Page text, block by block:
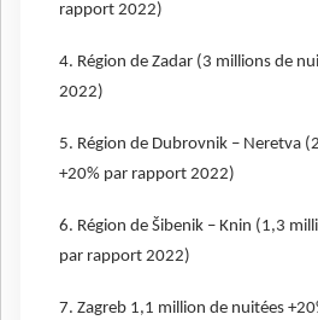
rapport 2022)
4. Région de Zadar (3 millions de
2022)
5. Région de Dubrovnik – Neretva
+20% par rapport 2022)
6. Région de Šibenik – Knin (1,3
par rapport 2022)
7. Zagreb 1,1 million de nuitées